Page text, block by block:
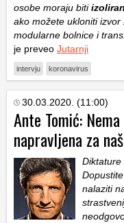
osobe moraju biti
ako možete ukloniti
modularne bolnice i
je preveo Jutarnji
intervju koronavirus
30.03.2020. (11:00)
Ante Tomić:
napravljena za
Diktature
nalaziti